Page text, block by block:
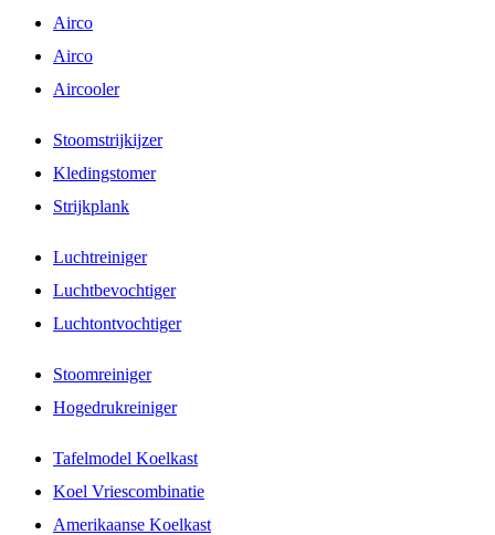
Airco
Airco
Aircooler
Stoomstrijkijzer
Kledingstomer
Strijkplank
Luchtreiniger
Luchtbevochtiger
Luchtontvochtiger
Stoomreiniger
Hogedrukreiniger
Tafelmodel Koelkast
Koel Vriescombinatie
Amerikaanse Koelkast